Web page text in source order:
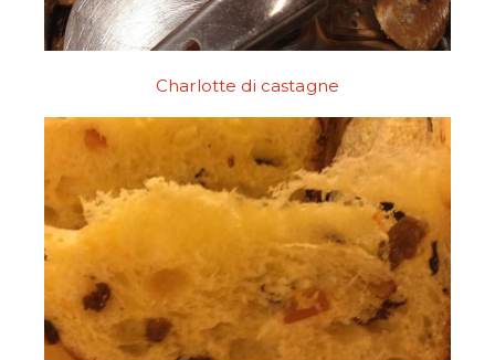
Charlotte di castagne